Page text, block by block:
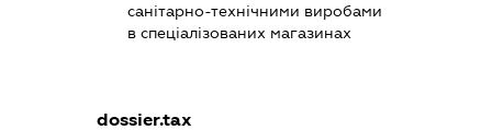
санітарно-технічними виробами
в спеціалізованих магазинах
dossier.tax